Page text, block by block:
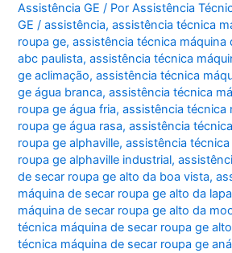
Assistência GE / PorAssistência
GE/assistência,assistência técnica
roupa ge,assistência técnica máquina
abc paulista,assistência técnica
ge aclimação,assistência técnica
ge água branca,assistência técnica
roupa ge água fria,assistência técnica
roupa ge água rasa,assistência
roupa ge alphaville,assistência
roupa ge alphaville industrial,
de secar roupa ge alto da boa vista,
máquina de secar roupa ge alto da lapa
máquina de secar roupa ge alto da
técnica máquina de secar roupa ge
técnica máquina de secar roupa ge